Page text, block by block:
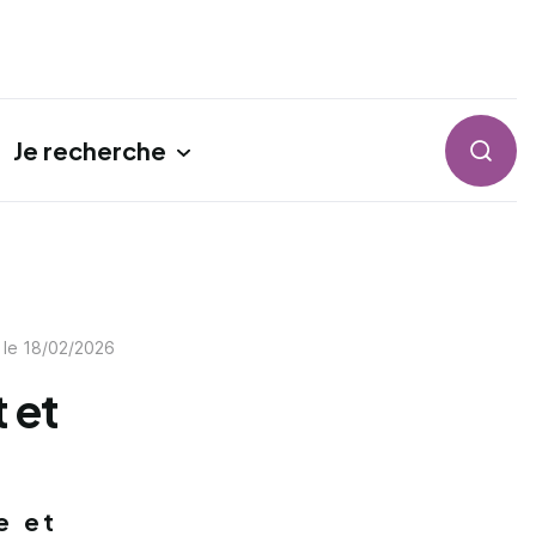
Je recherche
18/02/2026
et
et